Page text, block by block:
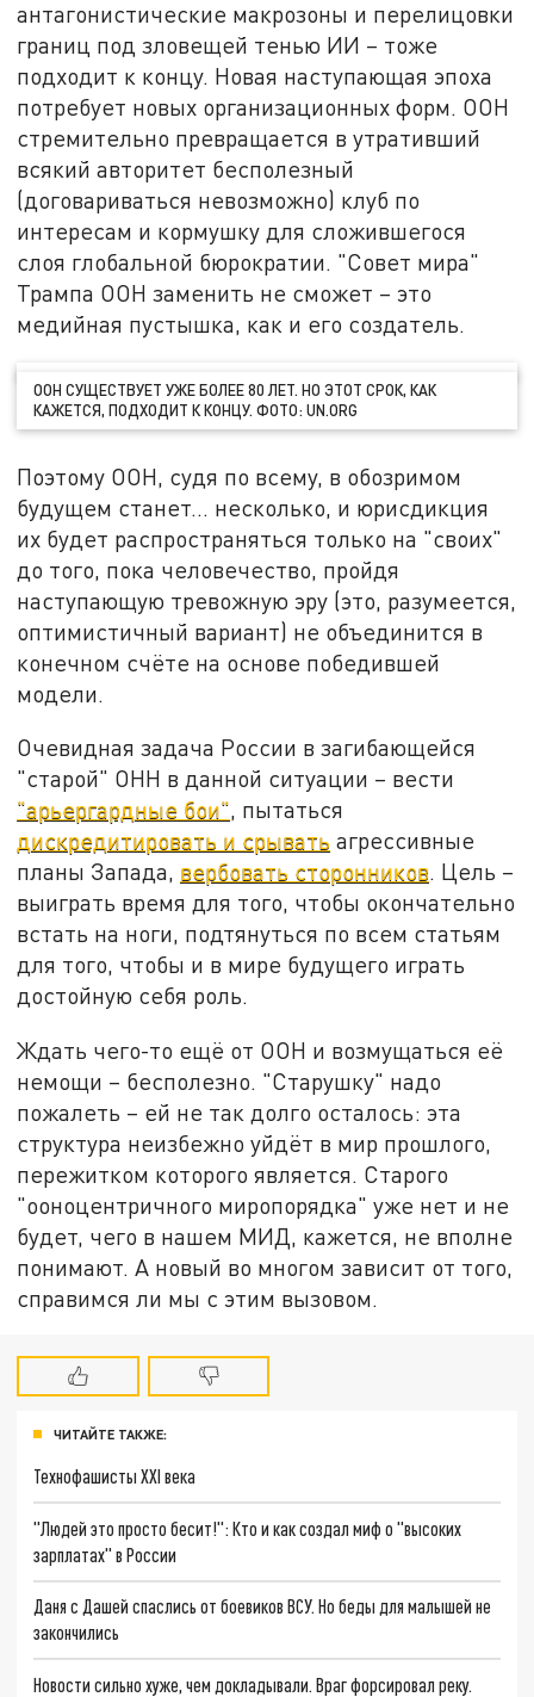
антагонистические макрозоны и перелицовки
границ под зловещей тенью ИИ – тоже
подходит к концу. Новая наступающая эпоха
потребует новых организационных форм. ООН
стремительно превращается в утративший
всякий авторитет бесполезный
(договариваться невозможно) клуб по
интересам и кормушку для сложившегося
слоя глобальной бюрократии. "Совет мира"
Трампа ООН заменить не сможет – это
медийная пустышка, как и его создатель.
ООН СУЩЕСТВУЕТ УЖЕ БОЛЕЕ 80 ЛЕТ. НО ЭТОТ СРОК, КАК
КАЖЕТСЯ, ПОДХОДИТ К КОНЦУ. ФОТО: UN.ORG
Поэтому ООН, судя по всему, в обозримом
будущем станет… несколько, и юрисдикция
их будет распространяться только на "своих"
до того, пока человечество, пройдя
наступающую тревожную эру (это, разумеется,
оптимистичный вариант) не объединится в
конечном счёте на основе победившей
модели.
Очевидная задача России в загибающейся
"старой" ОНН в данной ситуации – вести
"арьергардные бои", пытаться
дискредитировать и срывать агрессивные
планы Запада, вербовать сторонников. Цель –
выиграть время для того, чтобы окончательно
встать на ноги, подтянуться по всем статьям
для того, чтобы и в мире будущего играть
достойную себя роль.
Ждать чего-то ещё от ООН и возмущаться её
немощи – бесполезно. "Старушку" надо
пожалеть – ей не так долго осталось: эта
структура неизбежно уйдёт в мир прошлого,
пережитком которого является. Старого
"ооноцентричного миропорядка" уже нет и не
будет, чего в нашем МИД, кажется, не вполне
понимают. А новый во многом зависит от того,
справимся ли мы с этим вызовом.
ЧИТАЙТЕ ТАКЖЕ:
Технофашисты XXI века
"Людей это просто бесит!": Кто и как создал миф о "высоких
зарплатах" в России
Даня с Дашей спаслись от боевиков ВСУ. Но беды для малышей не
закончились
Новости сильно хуже, чем докладывали. Враг форсировал реку.